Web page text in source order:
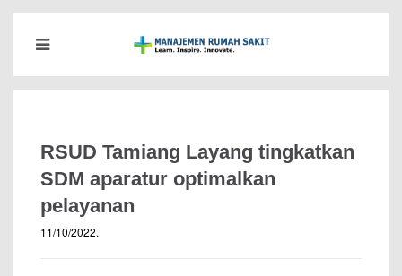
RSUD Tamiang Layang tingkatkan
SDM aparatur optimalkan
pelayanan
11/10/2022.